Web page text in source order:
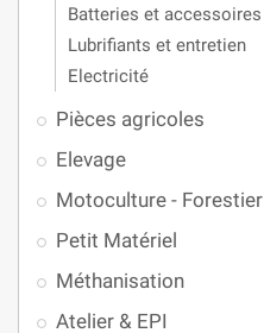
Batteries et accessoires
Lubrifiants et entretien
Electricité
Pièces agricoles
Elevage
Motoculture - Forestier
Petit Matériel
Méthanisation
Atelier & EPI